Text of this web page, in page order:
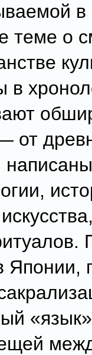
в
теме о
от
«язык»